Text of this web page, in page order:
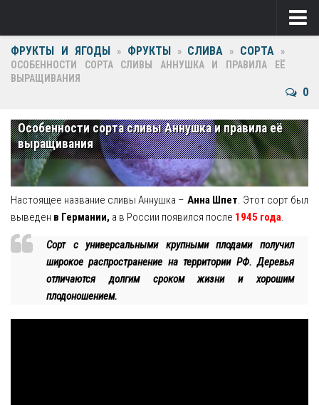
Ягоды
Виноград
Крыжовник
Малина
Фрукты
Ежевика
Черешня
ФРУКТЫ И ЯГОДЫ » ФРУКТЫ » СЛИВА » СОРТА »
ОСОБЕННОСТИ СОРТА СЛИВЫ АННУШКА И ПРАВИЛА ЕЁ
ВЫРАЩИВАНИЯ
0
Особенности сорта сливы Аннушка и правила её
выращивания
Настоящее название сливы Аннушка – Анна Шпет. Этот сорт был
выведен в Германии, а в России появился после 1945 года.
Сорт с универсальными крупными плодами получил
широкое распространение на территории РФ. Деревья
отличаются долгим сроком жизни и хорошим
плодоношением.